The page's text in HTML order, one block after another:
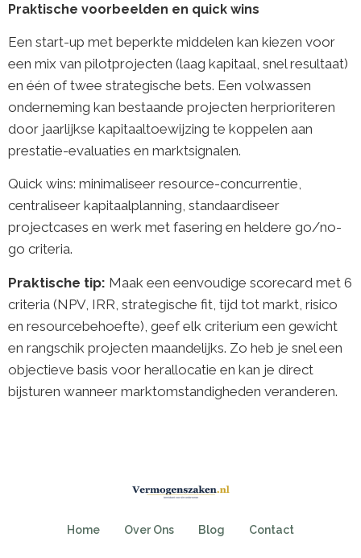
Praktische voorbeelden en quick wins
Een start-up met beperkte middelen kan kiezen voor
een mix van pilotprojecten (laag kapitaal, snel resultaat)
en één of twee strategische bets. Een volwassen
onderneming kan bestaande projecten herprioriteren
door jaarlijkse kapitaaltoewijzing te koppelen aan
prestatie-evaluaties en marktsignalen.
Quick wins: minimaliseer resource-concurrentie,
centraliseer kapitaalplanning, standaardiseer
projectcases en werk met fasering en heldere go/no-
go criteria.
Praktische tip: Maak een eenvoudige scorecard met 6
criteria (NPV, IRR, strategische fit, tijd tot markt, risico
en resourcebehoefte), geef elk criterium een gewicht
en rangschik projecten maandelijks. Zo heb je snel een
objectieve basis voor herallocatie en kan je direct
bijsturen wanneer marktomstandigheden veranderen.
Home Over Ons Blog Contact